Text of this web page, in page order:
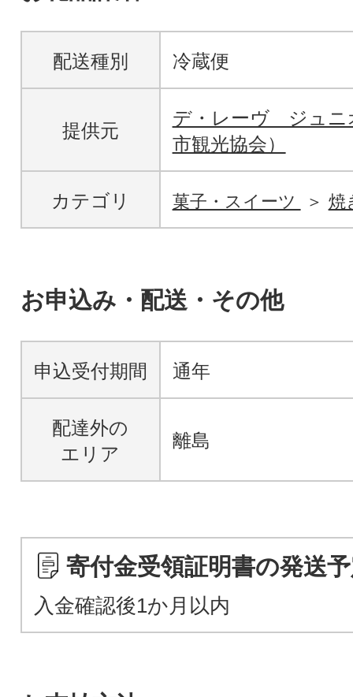
配送種別 冷蔵便
提供元
デ・レーヴ ジュニ
市観光協会）
カテゴリ 菓子・スイーツ 焼
お申込み・配送・その他
申込受付期間 通年
配達外の
エリア
離島
寄付金受領証明書の発送
入金確認後1か月以内